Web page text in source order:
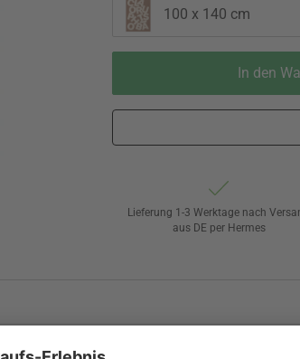
100 x 140 cm
In den
Lieferung 1-3 Werktage nach
aus DE per Hermes